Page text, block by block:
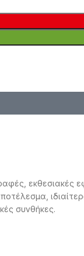
εκθεσιακές
συνθήκες.